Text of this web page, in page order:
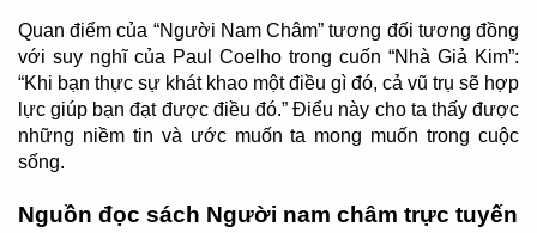
Quan điểm của “Người Nam Châm” tương đối tương đồng
với suy nghĩ của Paul Coelho trong cuốn “Nhà Giả Kim”:
“Khi bạn thực sự khát khao một điều gì đó, cả vũ trụ sẽ hợp
lực giúp bạn đạt được điều đó.” Điểu này cho ta thấy được
những niềm tin và ước muốn ta mong muốn trong cuộc
sống.
Nguồn đọc sách Người nam châm trực tuyến